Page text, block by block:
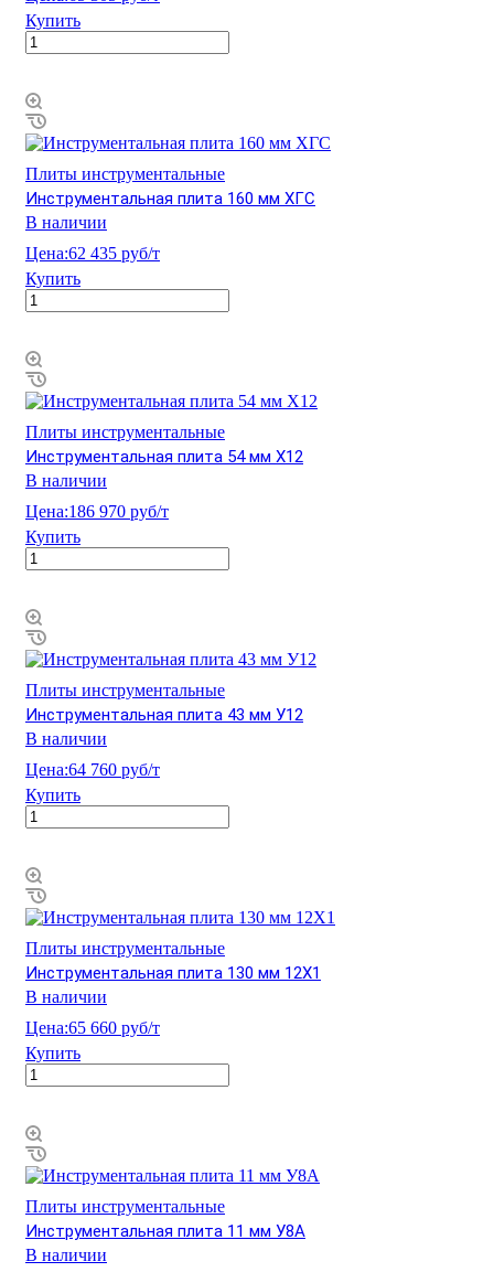
Купить
Плиты инструментальные
Инструментальная плита 160 мм ХГС
В наличии
Цена:62 435 руб/т
Купить
Плиты инструментальные
Инструментальная плита 54 мм Х12
В наличии
Цена:186 970 руб/т
Купить
Плиты инструментальные
Инструментальная плита 43 мм У12
В наличии
Цена:64 760 руб/т
Купить
Плиты инструментальные
Инструментальная плита 130 мм 12Х1
В наличии
Цена:65 660 руб/т
Купить
Плиты инструментальные
Инструментальная плита 11 мм У8А
В наличии